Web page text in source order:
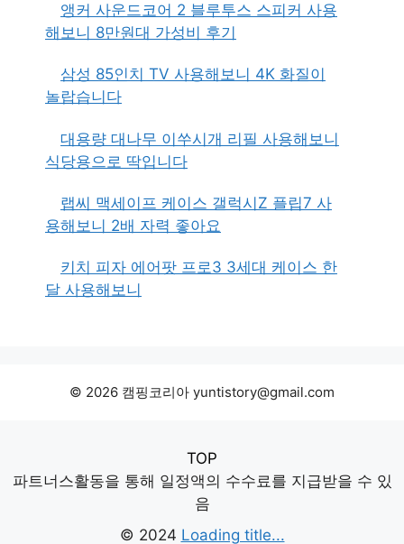
앵커 사운드코어 2 블루투스 스피커 사용
해보니 8만원대 가성비 후기
삼성 85인치 TV 사용해보니 4K 화질이
놀랍습니다
대용량 대나무 이쑤시개 리필 사용해보니
식당용으로 딱입니다
랩씨 맥세이프 케이스 갤럭시Z 플립7 사
용해보니 2배 자력 좋아요
키치 피자 에어팟 프로3 3세대 케이스 한
달 사용해보니
© 2026 캠핑코리아 yuntistory@gmail.com
TOP
파트너스활동을 통해 일정액의 수수료를 지급받을 수 있
음
© 2024 Loading title...